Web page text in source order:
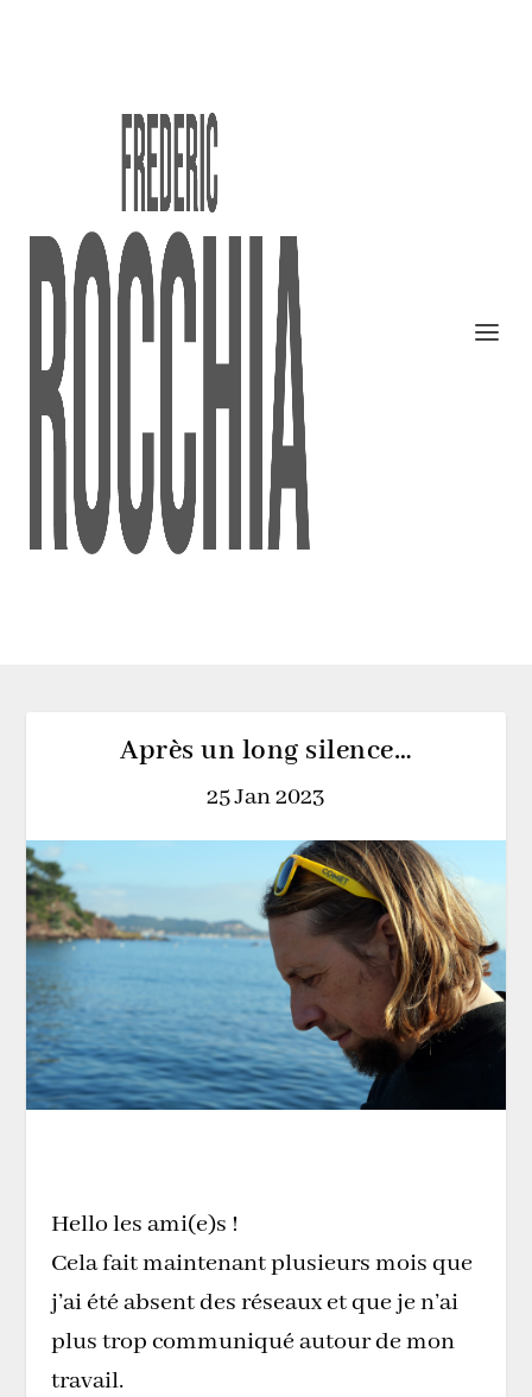
Après un long silence…
25 Jan 2023
Hello les ami(e)s !
Cela fait maintenant plusieurs mois que
j’ai été absent des réseaux et que je n’ai
plus trop communiqué autour de mon
travail.